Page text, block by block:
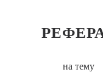
на тему